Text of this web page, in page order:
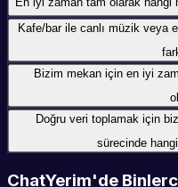
Kafe/bar ile canlı müzik veya
Bizim mekan için en iyi
Doğru veri toplamak için
sürecinde
ChatYerim'de